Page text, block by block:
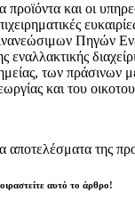
προϊόντα και οι
Πηγών
εναλλακτικής
των πράσινων
και του
αποτελέσματα της
αυτό το άρθρο!